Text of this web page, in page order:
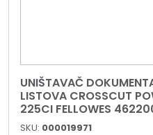
UNIŠTAVAČ
LISTOVA CROSSCUT
225CI FELLOWES
SKU: 000019971